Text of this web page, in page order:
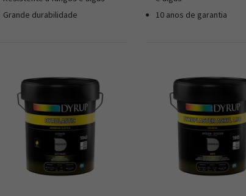
Grande durabilidade
10 anos de garantia